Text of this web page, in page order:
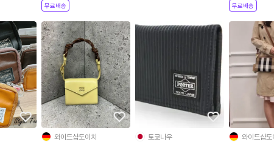
무료배송 무료배송
와이드샵도이치
토쿄나우
와이드샵도